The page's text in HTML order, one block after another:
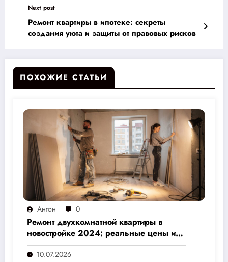
Next post
Ремонт квартиры в ипотеке: секреты
создания уюта и защиты от правовых рисков
ПОХОЖИЕ СТАТЬИ
Антон 0
Ремонт двухкомнатной квартиры в
новостройке 2024: реальные цены и
скрытые расходы, которые вам не
назовут подрядчики
10.07.2026